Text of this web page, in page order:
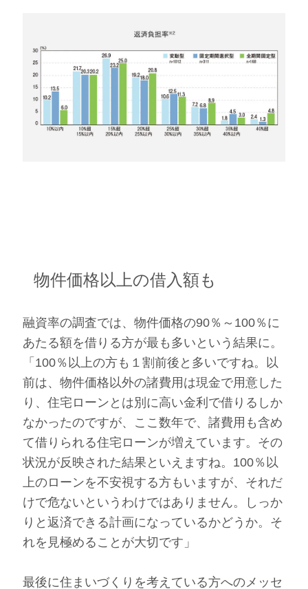
物件価格以上の借入額も
融資率の調査では、物件価格の90％～100％に
あたる額を借りる方が最も多いという結果に。
「100％以上の方も１割前後と多いですね。以
前は、物件価格以外の諸費用は現金で用意した
り、住宅ローンとは別に高い金利で借りるしか
なかったのですが、ここ数年で、諸費用も含め
て借りられる住宅ローンが増えています。その
状況が反映された結果といえますね。100％以
上のローンを不安視する方もいますが、それだ
けで危ないというわけではありません。しっか
りと返済できる計画になっているかどうか。そ
れを見極めることが大切です」
最後に住まいづくりを考えている方へのメッセ